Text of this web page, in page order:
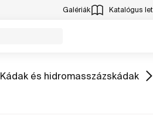
Galériák Katalógus
Ugrás
Kádak és hidromasszázskádak